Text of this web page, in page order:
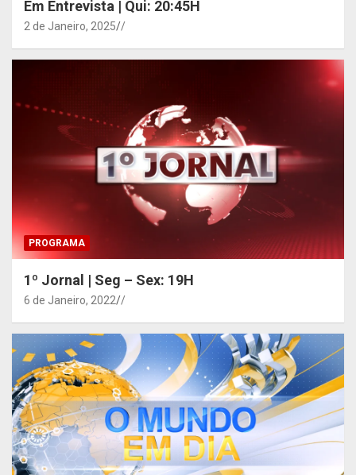
Em Entrevista | Qui: 20:45H
2 de Janeiro, 2025 /
PROGRAMA
1º Jornal | Seg – Sex: 19H
6 de Janeiro, 2022 /